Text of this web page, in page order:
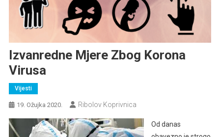
Izvanredne Mjere Zbog Korona
Virusa
Vijesti
19. Ožujka 2020. Ribolov Koprivnica
Od danas